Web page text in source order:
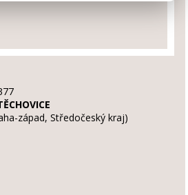
západ, Středočeský kraj)